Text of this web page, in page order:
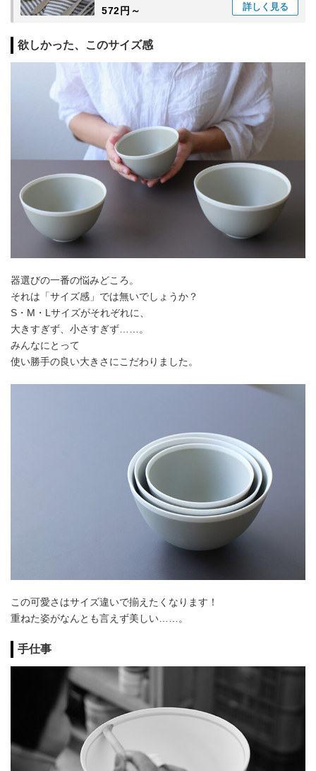
572円～ 詳しく 見る
欲しかった、このサイズ感
器選びの一番の悩みどころ。
それは「サイズ感」では無いでしょうか？
S・M・Lサイズがそれぞれに、
大きすぎず、小さすぎず……。
みんなにとって
使い勝手の良い大きさにこだわりました。
この可愛さはサイズ違いで揃えたくなります！
重ねた姿がなんとも言えず美しい……。
手仕事